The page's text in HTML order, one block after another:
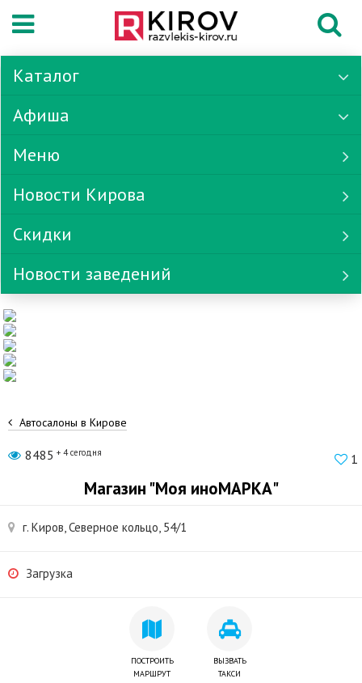
Каталог
Афиша
Меню
Новости Кирова
Скидки
Новости заведений
Автосалоны в Кирове
8485 + 4 сегодня 1
Магазин "Моя иноМАРКА"
г. Киров, Северное кольцо, 54/1
Загрузка
ПОСТРОИТЬ
МАРШРУТ
ВЫЗВАТЬ
ТАКСИ